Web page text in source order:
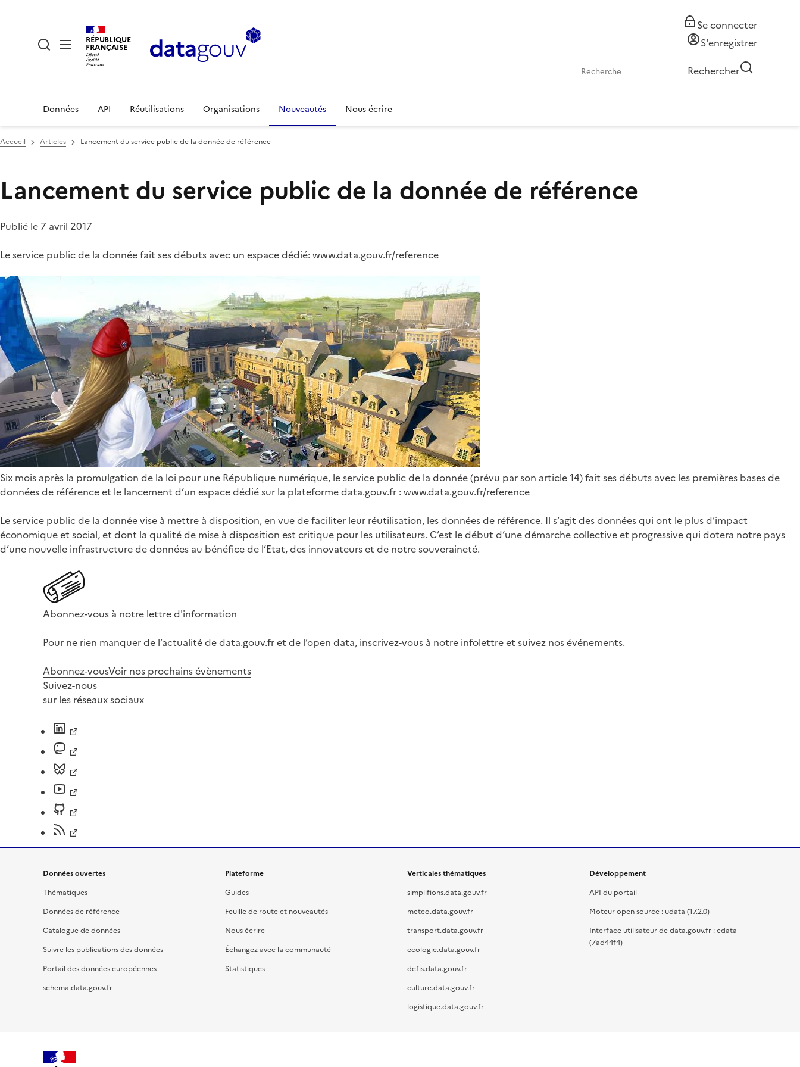
RÉPUBLIQUE
FRANÇAISE
Se connecter
S'enregistrer
Rechercher
Données API Réutilisations Organisations Nouveautés Nous écrire
Accueil Articles Lancement du service public de la donnée de référence
Lancement du service public de la donnée de référence
Publié le 7 avril 2017
Le service public de la donnée fait ses débuts avec un espace dédié: www.data.gouv.fr/reference
Six mois après la promulgation de la loi pour une République numérique, le service public de la donnée (prévu par son article 14) fait ses débuts avec les premières bases de
données de référence et le lancement d’un espace dédié sur la plateforme data.gouv.fr : www.data.gouv.fr/reference
Le service public de la donnée vise à mettre à disposition, en vue de faciliter leur réutilisation, les données de référence. Il s’agit des données qui ont le plus d’impact
économique et social, et dont la qualité de mise à disposition est critique pour les utilisateurs. C’est le début d’une démarche collective et progressive qui dotera notre pays
d’une nouvelle infrastructure de données au bénéfice de l’Etat, des innovateurs et de notre souveraineté.
Abonnez-vous à notre lettre d'information
Pour ne rien manquer de l’actualité de data.gouv.fr et de l’open data, inscrivez-vous à notre infolettre et suivez nos événements.
Abonnez-vousVoir nos prochains évènements
Suivez-nous
sur les réseaux sociaux
Données ouvertes
Thématiques
Données de référence
Catalogue de données
Suivre les publications des données
Portail des données européennes
schema.data.gouv.fr
Plateforme
Guides
Feuille de route et nouveautés
Nous écrire
Échangez avec la communauté
Statistiques
Verticales thématiques
simplifions.data.gouv.fr
meteo.data.gouv.fr
transport.data.gouv.fr
ecologie.data.gouv.fr
defis.data.gouv.fr
culture.data.gouv.fr
logistique.data.gouv.fr
Développement
API du portail
Moteur open source : udata (17.2.0)
Interface utilisateur de data.gouv.fr : cdata
(7ad44f4)